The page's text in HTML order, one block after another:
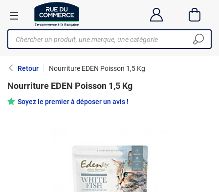
Retour Nourriture EDEN Poisson 1,5 Kg
Nourriture EDEN Poisson 1,5 Kg
Soyez le premier à déposer un avis !